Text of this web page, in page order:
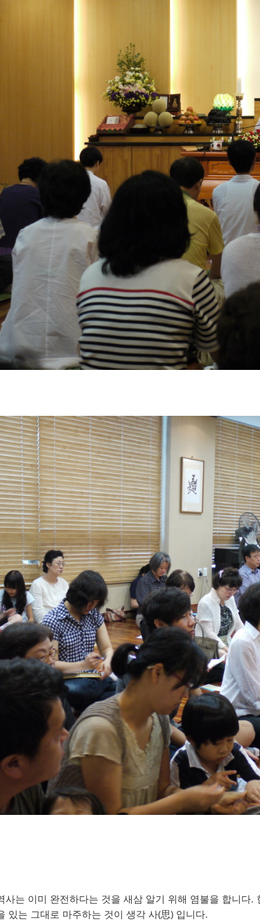
사는 이미 완전하다는 것을 새삼 알기 위해 염불을 합니
있는 그대로 마주하는 것이 생각 사(思) 입니다.